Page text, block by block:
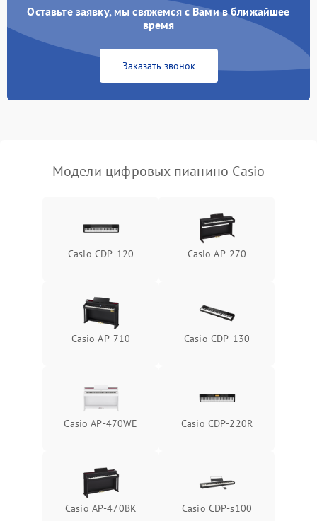
Оставьте заявку, мы свяжемся с Вами в ближайшее
время
Заказать звонок
Модели цифровых пианино Casio
Casio CDP-120 Casio AP-270
Casio AP-710 Casio CDP-130
Casio AP-470WE Casio CDP-220R
Casio AP-470BK Casio CDP-s100